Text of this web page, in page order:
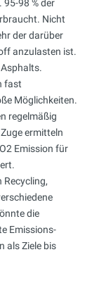
98 % der
Nicht
der darüber
anzulasten ist.
fast
Möglichkeiten.
regelmäßig
ermitteln
Emission für
Recycling,
die
Emissions-
als Ziele bis